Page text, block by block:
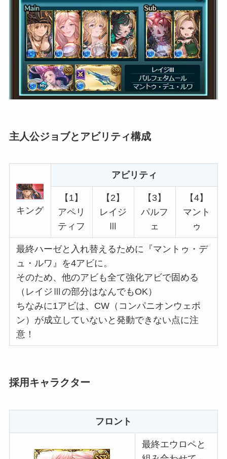
主人公ジョブとアビリティ構成
キング
アビリティ
【1】
アペリ
ティフ
【2】
レイジ
Ⅲ
【3】
パルフ
ェ
【4】
マント
ゥ
最終ハーゼと入れ替えるために『マントゥ・デ
ュ・ルワ』を4アビに。
そのため、他のアビも全て強化アビで固める
（レイジⅢの部分はなんでもOK）
ちなみに1アビは、CW（コンパニオンウェポ
ン）が成立していないと発動できない点に注
意！
採用キャラクター
フロント
最終エウロペと